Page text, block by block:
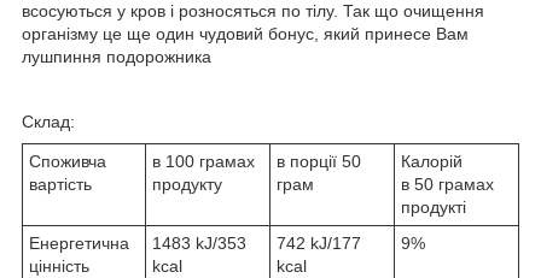
всосуються у кров і розносяться по тілу. Так що очищення
організму це ще один чудовий бонус, який принесе Вам
лушпиння подорожника
Склад:
Споживча
вартість
в 100 грамах
продукту
в порції 50
грам
Калорій
в 50 грамах
продукті
Енергетична
цінність
1483 kJ/353
kcal
742 kJ/177
kcal
9%